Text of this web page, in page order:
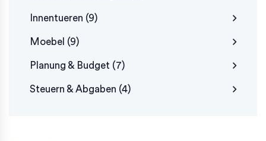
Innentueren (9)
Moebel (9)
Planung & Budget (7)
Steuern & Abgaben (4)